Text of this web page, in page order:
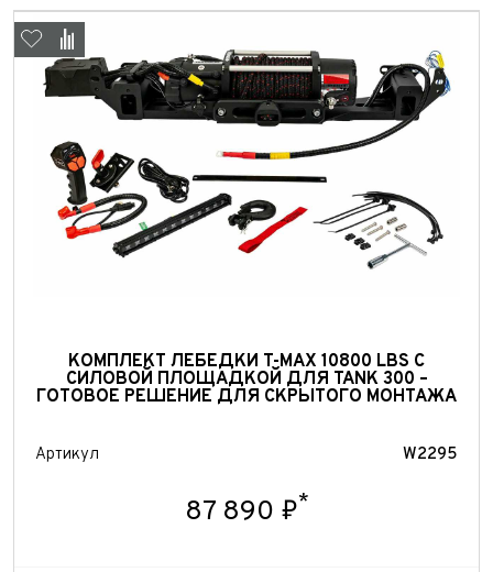
КОМПЛЕКТ ЛЕБЕДКИ T-MAX 10800 LBS С
СИЛОВОЙ ПЛОЩАДКОЙ ДЛЯ TANK 300 –
ГОТОВОЕ РЕШЕНИЕ ДЛЯ СКРЫТОГО МОНТАЖА
Артикул W2295
87 890 ₽*
Выкуп авто
ФИО*